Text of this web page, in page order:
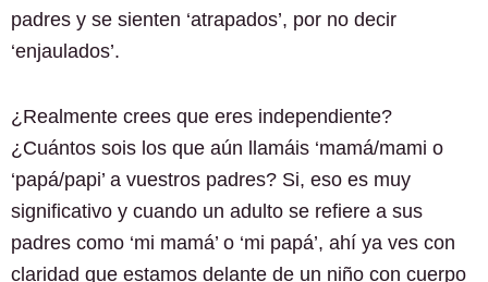
padres y se sienten ‘atrapados’, por no decir
‘enjaulados’.
¿Realmente crees que eres independiente?
¿Cuántos sois los que aún llamáis ‘mamá/mami o
‘papá/papi’ a vuestros padres? Si, eso es muy
significativo y cuando un adulto se refiere a sus
padres como ‘mi mamá’ o ‘mi papá’, ahí ya ves con
claridad que estamos delante de un niño con cuerpo